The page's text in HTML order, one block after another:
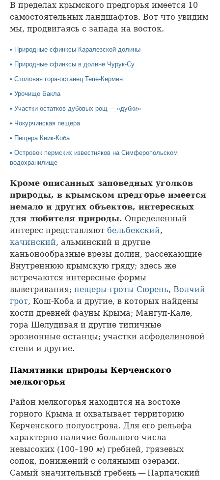
В пределах крымского предгорья имеется 10
самостоятельных ландшафтов. Вот что увидим
мы, продвигаясь с запада на восток.
• Природные сфинксы Каралезской долины
• Природные сфинксы в долине Чурук-Су
• Столовая гора-останец Тепе-Кермен
• Урочище Бакла
• Участки остатков дубовых рощ — «дубки»
• Чокурчинская пещера
• Пещера Киик-Коба
• Островок пермских известняков на Симферопольском
водохранилище
Кроме описанных заповедных уголков
природы, в крымском предгорье имеется
немало и других объектов, интересных
для любителя природы. Определенный
интерес представляют бельбекский,
качинский, альминский и другие
каньонообразные врезы долин, рассекающие
Внутреннюю крымскую гряду; здесь же
встречаются интересные формы
выветривания; пещеры-гроты Сюрень, Волчий
грот, Кош-Коба и другие, в которых найдены
кости древней фауны Крыма; Мангуп-Кале,
гора Шелудивая и другие типичные
эрозионные останцы; участки асфоделиновой
степи и другие.
Памятники природы Керченского
мелкогорья
Район мелкогорья находится на востоке
горного Крыма и охватывает территорию
Керченского полуострова. Для его рельефа
характерно наличие большого числа
невысоких (100–190 м) гребней, грязевых
сопок, понижений с соляными озерами.
Самый значительный гребень — Парпачский